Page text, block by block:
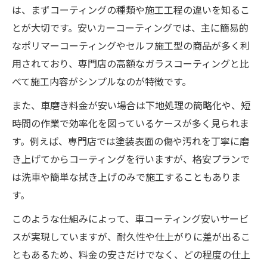
は、まずコーティングの種類や施工工程の違いを知るこ
とが大切です。安いカーコーティングでは、主に簡易的
なポリマーコーティングやセルフ施工型の商品が多く利
用されており、専門店の高額なガラスコーティングと比
べて施工内容がシンプルなのが特徴です。
また、車磨き料金が安い場合は下地処理の簡略化や、短
時間の作業で効率化を図っているケースが多く見られま
す。例えば、専門店では塗装表面の傷や汚れを丁寧に磨
き上げてからコーティングを行いますが、格安プランで
は洗車や簡単な拭き上げのみで施工することもありま
す。
このような仕組みによって、車コーティング安いサービ
スが実現していますが、耐久性や仕上がりに差が出るこ
ともあるため、料金の安さだけでなく、どの程度の仕上